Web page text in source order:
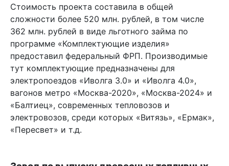
Стоимость проекта составила в общей
сложности более 520 млн. рублей, в том числе
362 млн. рублей в виде льготного займа по
программе «Комплектующие изделия»
предоставил федеральный ФРП. Производимые
тут комплектующие предназначены для
электропоездов «Иволга 3.0» и «Иволга 4.0»,
вагонов метро «Москва-2020», «Москва-2024» и
«Балтиец», современных тепловозов и
электровозов, среди которых «Витязь», «Ермак»,
«Пересвет» и т.д.